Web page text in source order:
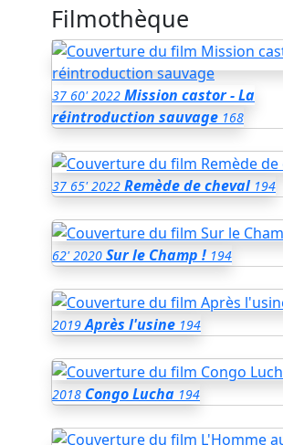
Filmothèque
37 60' 2022 Mission castor - La
réintroduction sauvage 168
37 65' 2022 Remède de cheval 194
62' 2020 Sur le Champ ! 194
2019 Après l'usine 194
2018 Congo Lucha 194